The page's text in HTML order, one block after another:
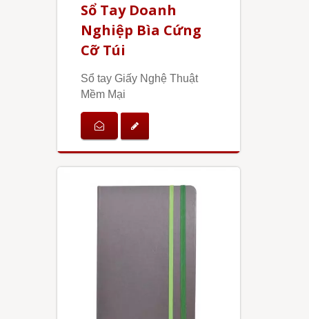
Sổ Tay Doanh
Nghiệp Bìa Cứng
Cỡ Túi
Sổ tay Giấy Nghệ Thuật
Mềm Mại